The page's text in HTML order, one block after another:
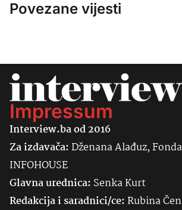
Povezane vijesti
Impressum
Interview.ba od 2016
Za izdavača:Dženana Alađuz,
INFOHOUSE
Glavna urednica: SenkaKurt
Redakcija i saradnici/ce:Rubina